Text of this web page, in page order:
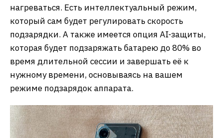
нагреваться. Есть интеллектуальный режим,
который сам будет регулировать скорость
подзарядки. А также имеется опция AI-защиты,
которая будет подзаряжать батарею до 80% во
время длительной сессии и завершать её к
нужному времени, основываясь на вашем
режиме подзарядок аппарата.